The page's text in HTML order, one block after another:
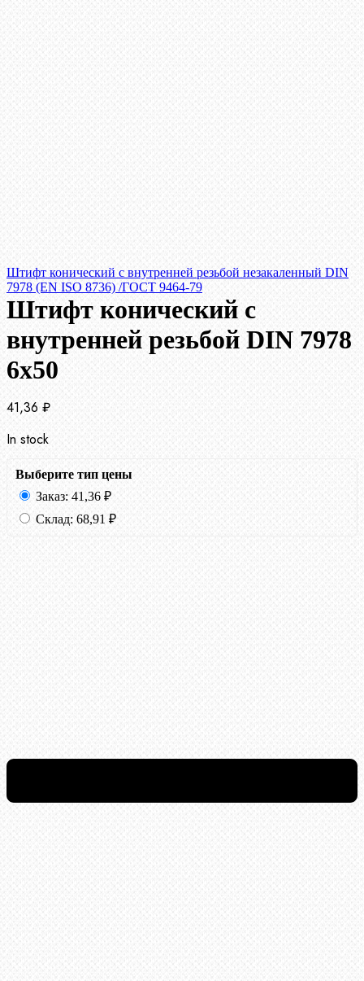
Штифт конический с внутренней резьбой незакаленный DIN
7978 (EN ISO 8736) /ГОСТ 9464-79
Штифт конический с
внутренней резьбой DIN 7978
6х50
41,36 ₽
In stock
Выберите тип цены
Заказ: 41,36 ₽
Склад: 68,91 ₽